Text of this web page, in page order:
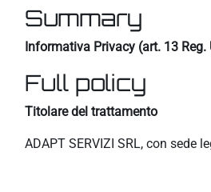
Summary
Informativa Privacy (art. 13
Full policy
Titolare del trattamento
ADAPT SERVIZI SRL, con sede